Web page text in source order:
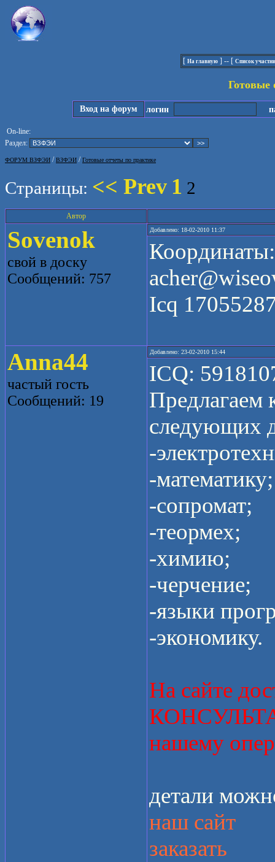
[ На главную ] -- [ Список
Готовые
Вход на форум логин
On-line:
Раздел:
ФОРУМ ВЗФЭИ /ВЗФЭИ /Готовые отчеты по практике
Страницы: << Prev 1 2
Автор
Sovenok
свой в доску
Сообщений: 757
Добавлено: 18-02-2010 11:37
Icq
Anna44
частый гость
Сообщений: 19
Добавлено: 23-02-2010 15:44
ICQ:
Предлагаем
следующих
-
-математику;
-сопромат;
-теормех;
-химию;
-черчение;
-языки
-экономику.
На сайте
нашему
детали
наш сайт
заказать